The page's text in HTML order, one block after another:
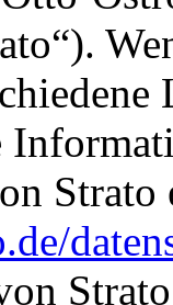
Strato